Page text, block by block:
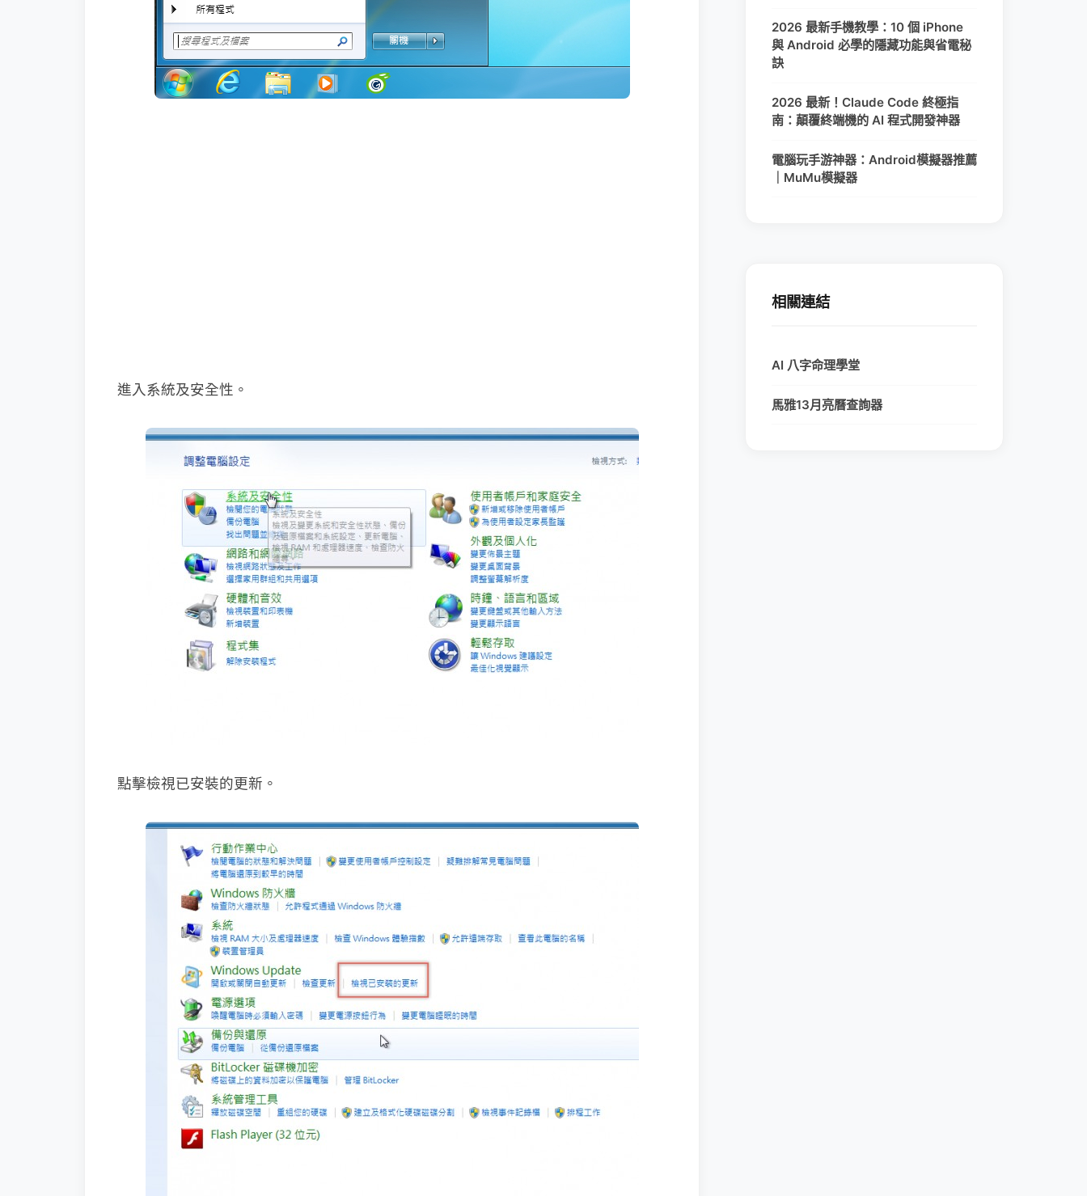
進入系統及安全性。
點擊檢視已安裝的更新。
2026 最新手機教學：10 個 iPhone
與 Android 必學的隱藏功能與省電秘
訣
2026 最新！Claude Code 終極指
南：顛覆終端機的 AI 程式開發神器
電腦玩手游神器：Android模擬器推薦
｜MuMu模擬器
相關連結
AI 八字命理學堂
馬雅13月亮曆查詢器